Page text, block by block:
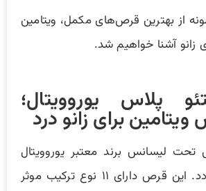
از بهترین قرص‌های مکمل، ویتامین
آشنا خواهیم شد.
پلاس یوروویتال؛
برای زانو درد
لیسانس برند معتبر یوروویتال
آلمان تولید می‌گردد. این قرص دارای ۱۱ نوع ترکیب موثر